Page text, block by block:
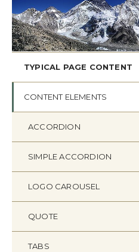
TYPICAL PAGE CONTENT
CONTENT ELEMENTS
ACCORDION
SIMPLE ACCORDION
LOGO CAROUSEL
QUOTE
TABS